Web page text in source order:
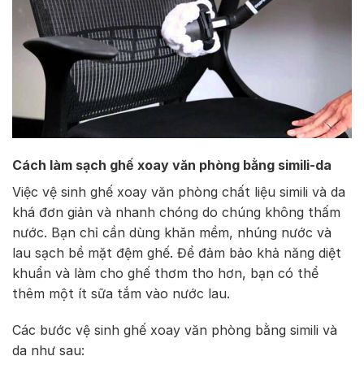
Cách làm sạch ghế xoay văn phòng bằng simili-da
Việc vệ sinh ghế xoay văn phòng chất liệu simili và da
khá đơn giản và nhanh chóng do chúng không thấm
nước. Bạn chỉ cần dùng khăn mềm, nhúng nước và
lau sạch bề mặt đệm ghế. Để đảm bảo khả năng diệt
khuẩn và làm cho ghế thơm tho hơn, bạn có thể
thêm một ít sữa tắm vào nước lau.
Các bước vệ sinh ghế xoay văn phòng bằng simili và
da như sau: